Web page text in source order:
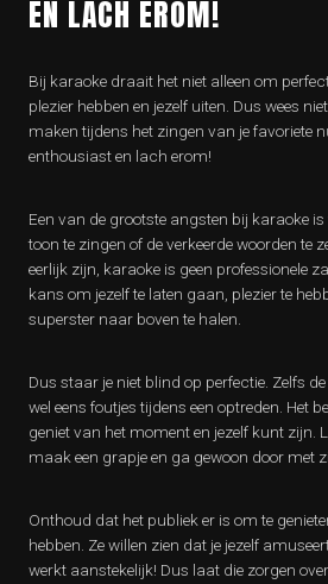
EN LACH EROM!
Bij karaoke draait het niet alleen om
plezier hebben en jezelf uiten. Dus wees
maken tijdens het zingen van je favoriete
enthousiast en lach erom!
Een van de grootste angsten bij karaoke
toon te zingen of de verkeerde woorden te
eerlijk zijn, karaoke is geen professionele
kans om jezelf te laten gaan, plezier te
superster naar boven te halen.
Dus staar je niet blind op perfectie. Zelfs
wel eens foutjes tijdens een optreden. Het
geniet van het moment en jezelf kunt zijn.
maak een grapje en ga gewoon door met
Onthoud dat het publiek er is om te
hebben. Ze willen zien dat je jezelf
werkt aanstekelijk! Dus laat die zorgen